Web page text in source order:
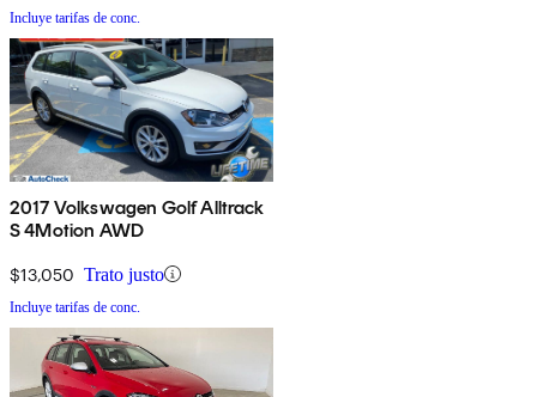
Incluye tarifas de conc.
2017 Volkswagen Golf Alltrack
S 4Motion AWD
$13,050 Trato justo
Incluye tarifas de conc.